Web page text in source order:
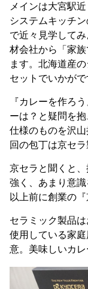
メインは大宮駅
システムキッチ
で近々見学して
材会社から「家
ます。北海道産
セットでいかがで
『カレーを作ろ
ーは？と疑問を
仕様のものを沢
回の包丁は京セ
京セラと聞くと
強く、あまり意
以上前に創業の
セラミック製品
使用している家
意。美味しいカ